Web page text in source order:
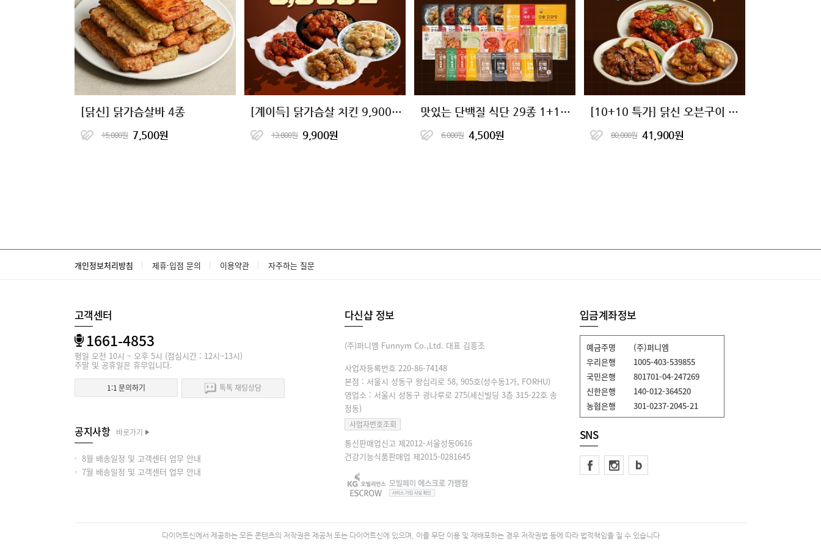
[닭신] 닭가슴살바 4종
15,000원 7,500원
[계이득] 닭가슴살 치킨 9,900원 균일가
13,800원 9,900원
맛있는 단백질 식단 29종 1+1+1 골라담기
6,000원 4,500원
[10+10 특가] 닭신 오븐구이 닭안심살 7종 골라담기
80,000원 41,900원
개인정보처리방침 제휴·입점 문의 이용약관 자주하는 질문
고객센터
1661-4853
평일 오전 10시 ~ 오후 5시 (점심시간 : 12시~13시)
주말 및 공휴일은 휴무입니다.
1:1 문의하기 톡톡 채팅상담
공지사항 바로가기
· 8월 배송일정 및 고객센터 업무 안내
· 7월 배송일정 및 고객센터 업무 안내
다신샵 정보
(주)퍼니엠 Funnym Co.,Ltd. 대표 김흥조
사업자등록번호 220-86-74148
본점 : 서울시 성동구 왕십리로 58, 905호(성수동1가, FORHU)
영업소 : 서울시 성동구 광나루로 275(세신빌딩 3층 315-22호 송
정동)
사업자번호조회
통신판매업신고 제2012-서울성동0616
건강기능식품판매업 제2015-0281645
입금계좌정보
예금주명
(주)퍼니엠
우리은행
1005-403-539855
국민은행
801701-04-247269
신한은행
140-012-364520
농협은행
301-0237-2045-21
SNS
다이어트신에서 제공하는 모든 콘텐츠의 저작권은 제공처 또는 다이어트신에 있으며, 이를 무단 이용 및 재배포하는 경우 저작권법 등에 따라 법적책임을 질 수 있습니다